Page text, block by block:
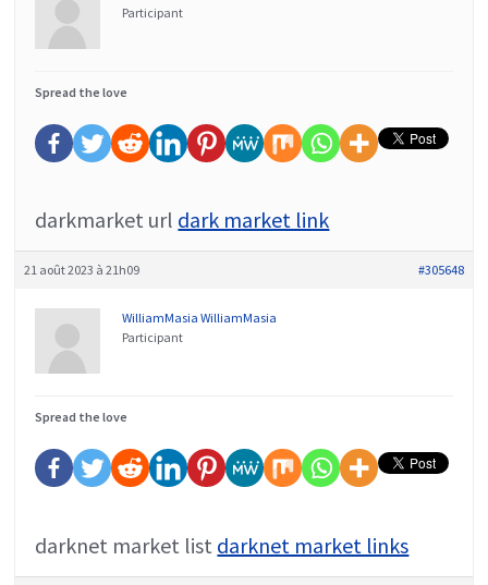
Participant
Spread the love
darkmarket url dark market link
21 août 2023 à 21h09 #305648
WilliamMasia WilliamMasia
Participant
Spread the love
darknet market list darknet market links